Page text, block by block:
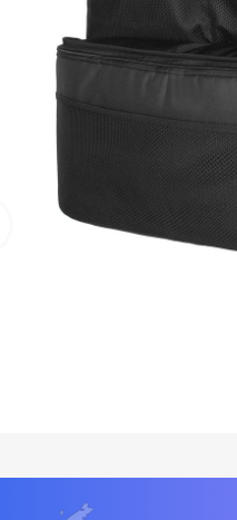
Нажмите, чтобы увеличить